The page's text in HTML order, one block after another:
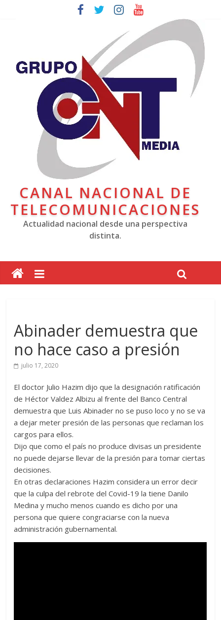
CANAL NACIONAL DE
TELECOMUNICACIONES
Actualidad nacional desde una perspectiva
distinta.
Abinader demuestra que
no hace caso a presión
julio 17, 2020
El doctor Julio Hazim dijo que la designación ratificación
de Héctor Valdez Albizu al frente del Banco Central
demuestra que Luis Abinader no se puso loco y no se va
a dejar meter presión de las personas que reclaman los
cargos para ellos.
Dijo que como el país no produce divisas un presidente
no puede dejarse llevar de la presión para tomar ciertas
decisiones.
En otras declaraciones Hazim considera un error decir
que la culpa del rebrote del Covid-19 la tiene Danilo
Medina y mucho menos cuando es dicho por una
persona que quiere congraciarse con la nueva
administración gubernamental.